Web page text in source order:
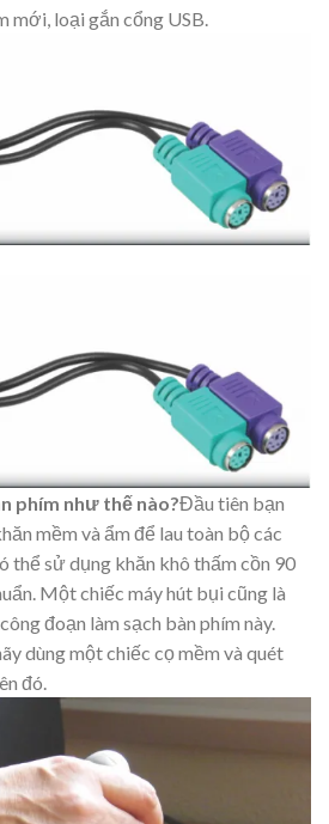
mới, loại gắn cổng USB.
phím như thế nào?Đầu tiên bạn
mềm và ẩm để lau toàn bộ các
thể sử dụng khăn khô thấm cồn 90
Một chiếc máy hút bụi cũng là
đoạn làm sạch bàn phím này.
dùng một chiếc cọ mềm và quét
đó.